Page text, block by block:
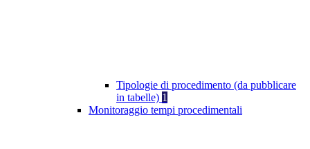
Tipologie di procedimento (da pubblicare
in tabelle) 1
Monitoraggio tempi procedimentali